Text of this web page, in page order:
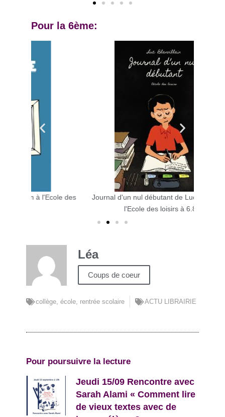
Pour la 6ème:
Journal d'un nul débutant de Luc Blanvillain à
l'Ecole des loisirs à 6.80€
Léa
Coups de coeur
collège,école, rentrée scolaire ACTU LIBRAIRIE
Pour poursuivre la lecture
Jeudi 15/09 Rencontre avec
Sarah Alami « Comment lire
de vieux textes avec de